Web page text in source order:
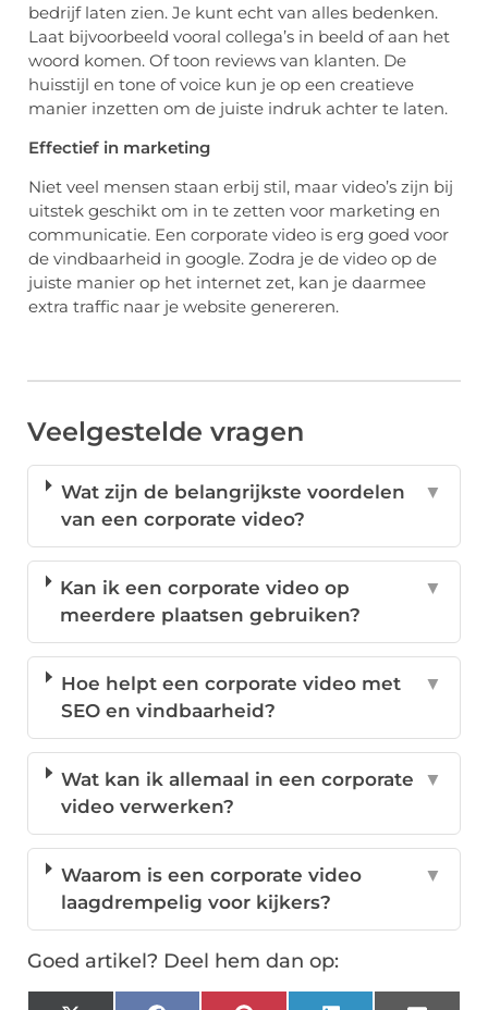
bedrijf laten zien. Je kunt echt van alles bedenken.
Laat bijvoorbeeld vooral collega’s in beeld of aan het
woord komen. Of toon reviews van klanten. De
huisstijl en tone ofvoice kun je op een creatieve
manier inzetten om de juiste indruk achter te laten.
Effectief in marketing
Niet veel mensen staan erbij stil, maar video’s zijn bij
uitstek geschikt om in te zetten voor marketing en
communicatie. Een corporate video is erg goed voor
de vindbaarheid in google. Zodra je de video op de
juiste manier op het internet zet, kan je daarmee
extra traffic naar je website genereren.
Veelgestelde vragen
Wat zijn de belangrijkste voordelen
van een corporate video?
▼
Kan ik een corporate video op
meerdere plaatsen gebruiken?
▼
Hoe helpt een corporate video met
SEO en vindbaarheid?
▼
Wat kan ik allemaal in een corporate
video verwerken?
▼
Waarom is een corporate video
laagdrempelig voor kijkers?
▼
Goed artikel? Deel hem dan op: